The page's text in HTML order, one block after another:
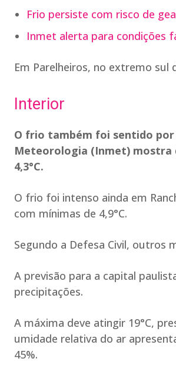
Frio persiste com risco de
Inmet alerta para condições
Em Parelheiros, no extremo sul
Interior
O frio também foi sentido
Meteorologia (Inmet) mostra
4,3°C.
O frio foi intenso ainda em
com mínimas de 4,9°C.
Segundo a Defesa Civil, outros
A previsão para a capital
precipitações.
A máxima deve atingir 19°C,
umidade relativa do ar
45%.